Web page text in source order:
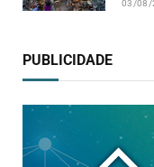
03/08/
PUBLICIDADE